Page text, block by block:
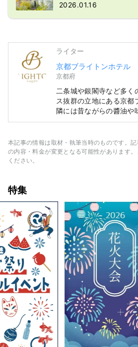
2026.01.16
ライター
京都ブライトンホテル
京都府
二条城や銀閣寺など多く
ス抜群の立地にある京都
隣には昔ながらの醬油や
く、お買物も楽しめます
にもおすすめです。また
シェルジュが常駐してお
なスーツケースがあっ
りくつろげるソファも完
鉄板焼・京懐石・中国料
内のレストランも充実
目の前で焼き上げるカ
焼が人気。グルメや京
の全てをアレンジ出来る
本記事の情報は取材・執筆当時のものです。
の内容・料金が変更となる可能性があります
ください。
特集